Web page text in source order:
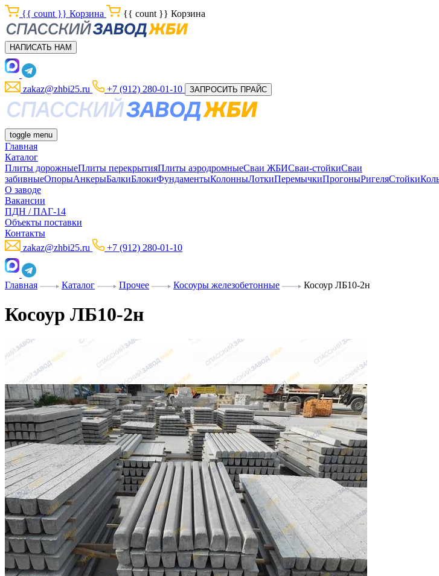
{{ count }} Корзина {{ count }} Корзина
НАПИСАТЬ НАМ
zakaz@zhbi25.ru +7 (912) 280-01-10 ЗАПРОСИТЬ ПРАЙС
toggle menu
Главная
Каталог
Плиты дорожныеПлиты перекрытияПлиты аэродромныеСваи ЖБИСваи-стойкиСваи
забивныеОпорыАнкерыБалкиБлокиФундаментыКолонныЛоткиПеремычкиПрогоныРигеляСтойки
О заводе
Вакансии
ПДН / ПАГ-14
Объекты поставки
Контакты
zakaz@zhbi25.ru
+7 (912) 280-01-10
Главная Каталог Прочее Косоуры железобетонные Косоур ЛБ10-2н
Косоур ЛБ10-2н